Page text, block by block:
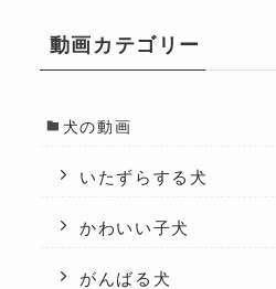
動画カテゴリー
犬の動画
いたずらする犬
かわいい子犬
がんばる犬